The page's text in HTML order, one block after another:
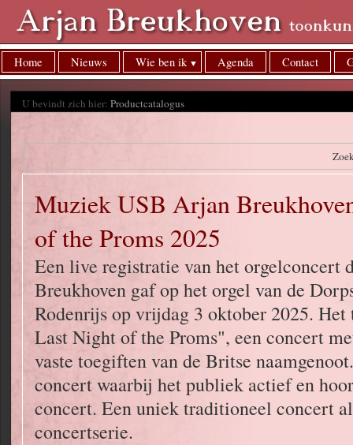
Home Nieuws Wie ben ik Agenda Contact
U bevindt zich hier: Productcatalogus
Muziek USB Arjan
of the Proms 2025
Een live registratie van het orgelconcert
Breukhoven gaf op het orgel van de
Rodenrijs op vrijdag 3 oktober 2025. Het
Last Night of the Proms", een concert
vaste toegiften van de Britse
concert waarbij het publiek actief en
concert. Een uniek traditioneel concert
concertserie.